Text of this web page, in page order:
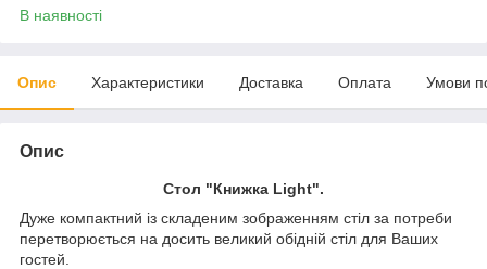
В наявності
Опис Характеристики Доставка Оплата Умови
Опис
Стол "Книжка Light".
Дуже компактний із складеним зображенням стіл за потреби
перетворюється на досить великий обідній стіл для Ваших
гостей.